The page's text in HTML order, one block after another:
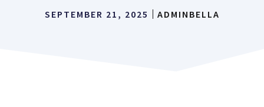
SEPTEMBER 21, 2025 ADMINBELLA